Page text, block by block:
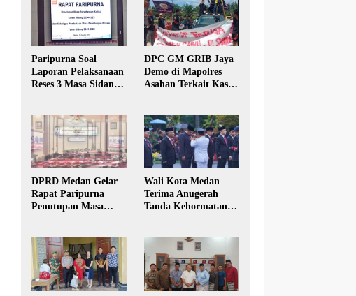
Paripurna Soal
Laporan Pelaksanaan
Reses 3 Masa Sidang
DPC GM GRIB Jaya
Demo di Mapolres
Asahan Terkait Kasus
DPRD Medan Gelar
Rapat Paripurna
Penutupan Masa
Wali Kota Medan
Terima Anugerah
Tanda Kehormatan